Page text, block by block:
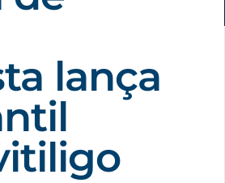
lança